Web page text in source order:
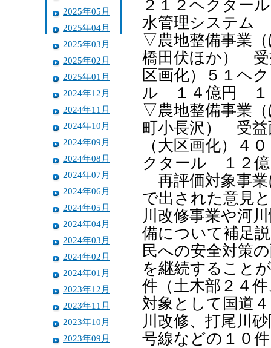
2025年05月
2025年04月
2025年03月
2025年02月
2025年01月
2024年12月
2024年11月
2024年10月
2024年09月
2024年08月
2024年07月
2024年06月
2024年05月
2024年04月
2024年03月
2024年02月
2024年01月
2023年12月
2023年11月
2023年10月
2023年09月
２１２ヘクター
水管理システム
▽農地整備事業
橋田伏ほか） 受
区画化）５１ヘ
ル １４億円 １
▽農地整備事業
町小長沢） 受益
（大区画化）４
クタール １２
再評価対象事業
で出された意見
川改修事業や河
備について補足
民への安全対策
を継続すること
件（土木部２４
対象として国道
川改修、打尾川
号線などの１０